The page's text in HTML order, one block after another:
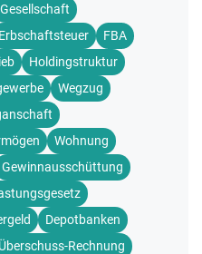
Gesellschaft
Erbschaftsteuer
FBA
Holdingstruktur
Wegzug
Wohnung
Gewinnausschüttung
Depotbanken
Rechnung